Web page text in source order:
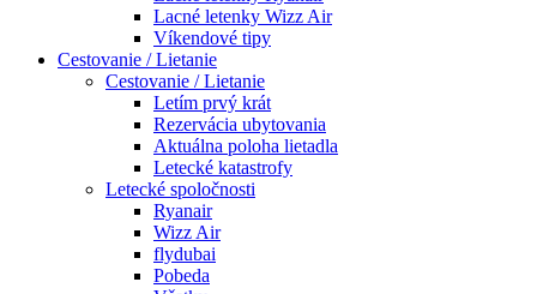
Lacné letenky Wizz Air
Víkendové tipy
Cestovanie / Lietanie
Cestovanie / Lietanie
Letím prvý krát
Rezervácia ubytovania
Aktuálna poloha lietadla
Letecké katastrofy
Letecké spoločnosti
Ryanair
Wizz Air
flydubai
Pobeda